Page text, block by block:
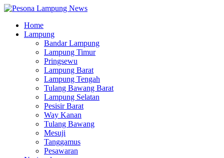
Home
Lampung
Bandar Lampung
Lampung Timur
Pringsewu
Lampung Barat
Lampung Tengah
Tulang Bawang Barat
Lampung Selatan
Pesisir Barat
Way Kanan
Tulang Bawang
Mesuji
Tanggamus
Pesawaran